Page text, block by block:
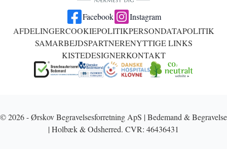
Facebook
Instagram
AFDELINGERCOOKIEPOLITIKPERSONDATAPOLITIK
SAMARBEJDSPARTNERENYTTIGE LINKS
KISTEDESIGNERKONTAKT
© 2026 - Ørskov Begravelsesforretning ApS | Bedemand & Begravelse
| Holbæk & Odsherred. CVR: 46436431